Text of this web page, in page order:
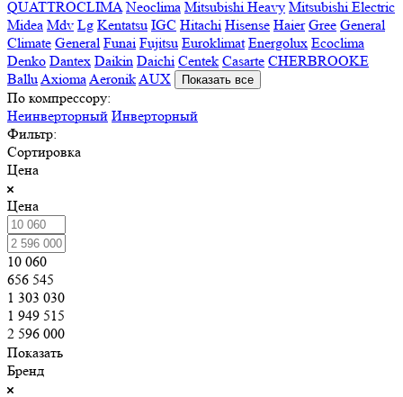
QUATTROCLIMA Neoclima Mitsubishi Heavy Mitsubishi Electric
Midea Mdv Lg Kentatsu IGC Hitachi Hisense Haier Gree General
Climate General Funai Fujitsu Euroklimat Energolux Ecoclima
Denko Dantex Daikin Daichi Centek Casarte CHERBROOKE
BalluAxiomaAeronikAUX Показать все
По компрессору:
Неинверторный Инверторный
Фильтр:
Сортировка
Цена
Цена
10 060
656 545
1 303 030
1 949 515
2 596 000
Показать
Бренд